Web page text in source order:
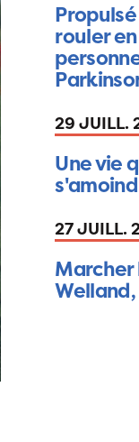
rouler
29 JUILL.
Une vie
27 JUILL.
Marcher